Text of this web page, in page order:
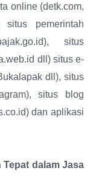
online (detk.com,
situs pemerintah
situs
dll) situs e-
dll), situs
situs blog
dan aplikasi
dalam Jasa